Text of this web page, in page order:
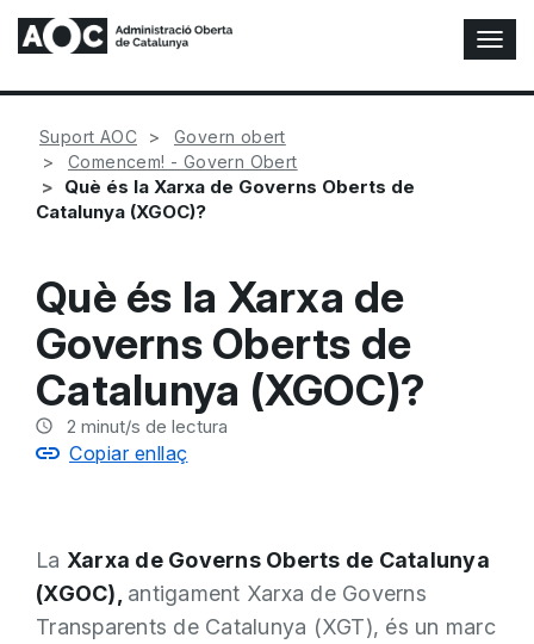
A
l
t
Suport AOC
Govern obert
Comencem! - Govern Obert
Què és la Xarxa de Governs Oberts de
Catalunya (XGOC)?
Què és la Xarxa de
Governs Oberts de
Catalunya (XGOC)?
2 minut/s de lectura
Copiar enllaç
La Xarxa de Governs Oberts de Catalunya
(XGOC), antigament Xarxa de Governs
Transparents de Catalunya (XGT), és un marc